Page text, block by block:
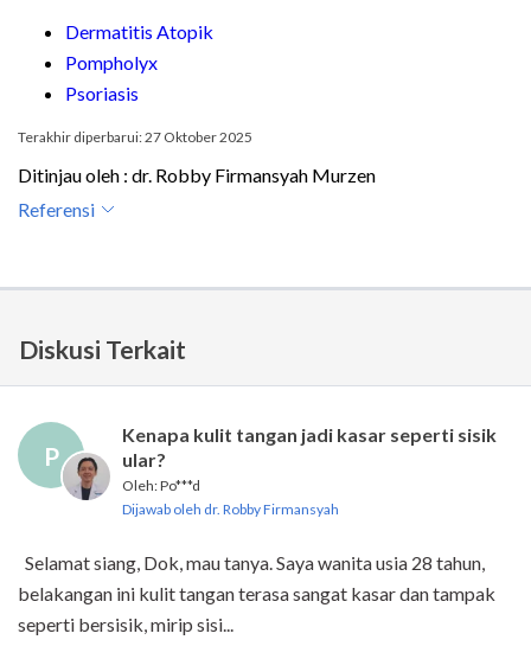
Dermatitis Atopik
Pompholyx
Psoriasis
Terakhir diperbarui: 27 Oktober 2025